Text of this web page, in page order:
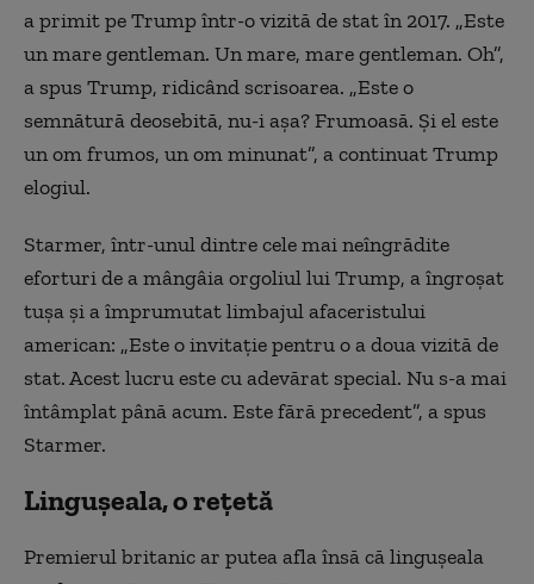
a primit pe Trump într-o vizită de stat în 2017. „Este
un mare gentleman. Un mare, mare gentleman. Oh”,
a spus Trump, ridicând scrisoarea. „Este o
semnătură deosebită, nu-i aşa? Frumoasă. Şi el este
un om frumos, un om minunat”, a continuat Trump
elogiul.
Starmer, într-unul dintre cele mai neîngrădite
eforturi de a mângâia orgoliul lui Trump, a îngroşat
tuşa şi a împrumutat limbajul afaceristului
american: „Este o invitaţie pentru o a doua vizită de
stat. Acest lucru este cu adevărat special. Nu s-a mai
întâmplat până acum. Este fără precedent”, a spus
Starmer.
Lingușeala, o rețetă
Premierul britanic ar putea afla însă că linguşeala